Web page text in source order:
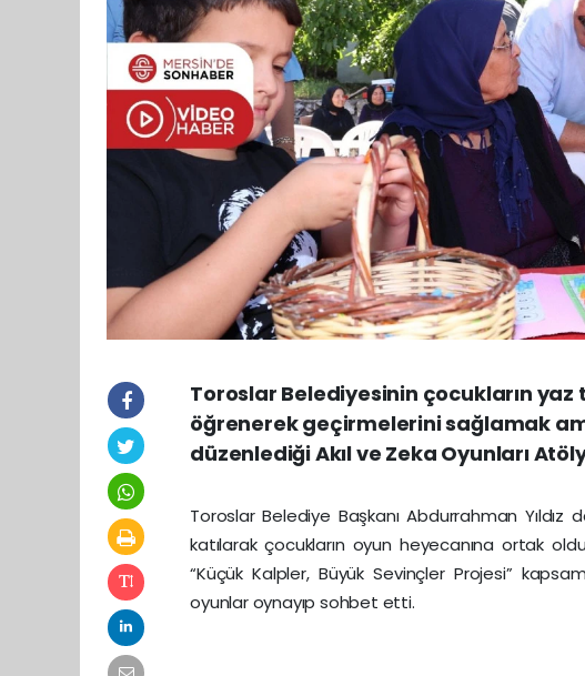
Toroslar Belediyesinin çocukların
öğrenerek geçirmelerini sağlamak
düzenlediği Akıl ve Zeka Oyunları
Toroslar Belediye Başkanı Abdurrahman
katılarak çocukların oyun heyecanına ortak
“Küçük Kalpler, Büyük Sevinçler Projesi”
oyunlar oynayıp sohbet etti.